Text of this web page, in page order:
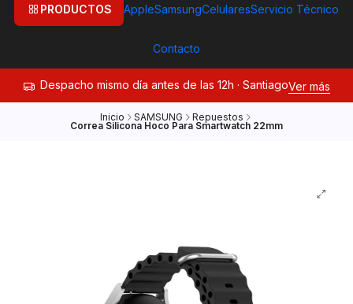
PRODUCTOS AppleSamsungCelularesServicio Técnico
Contacto
Despacho mismo día antes de las 12h · SantiagoVer más
Inicio SAMSUNG Repuestos
Correa Silicona Hoco Para Smartwatch 22mm